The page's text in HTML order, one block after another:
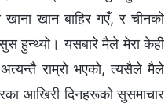
खाना खान बाहिर गएँ, र चीनको
हुन्थ्यो। यसबारे मैले मेरा केही
राम्रो भएको, त्यसैले मैले
आखिरी दिनहरूको सुसमाचार